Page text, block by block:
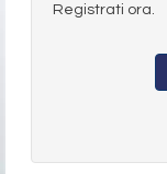
Registrati ora.